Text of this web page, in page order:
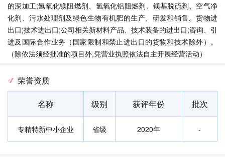
的深加工;氢氧化镁阻燃剂、氢氧化铝阻燃剂、镁基脱硫剂、空气净
化剂、污水处理剂及绿色生物有机肥的生产、研发和销售。货物进
出口;技术进出口;公司相关新材料产品、技术装备的进出口;咨询、引
进及国际合作业务（国家限制和禁止进出口的货物和技术除外）。
（除依法须经批准的项目外,凭营业执照依法自主开展经营活动）
荣誉资质
名称 级别 获评年份 批次
专精特新中小企业 省级 2020年 -